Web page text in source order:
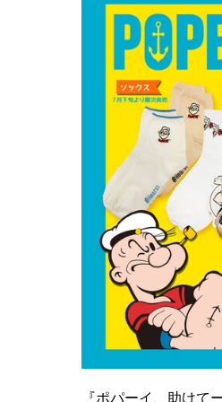
『ポパーイ、助けて